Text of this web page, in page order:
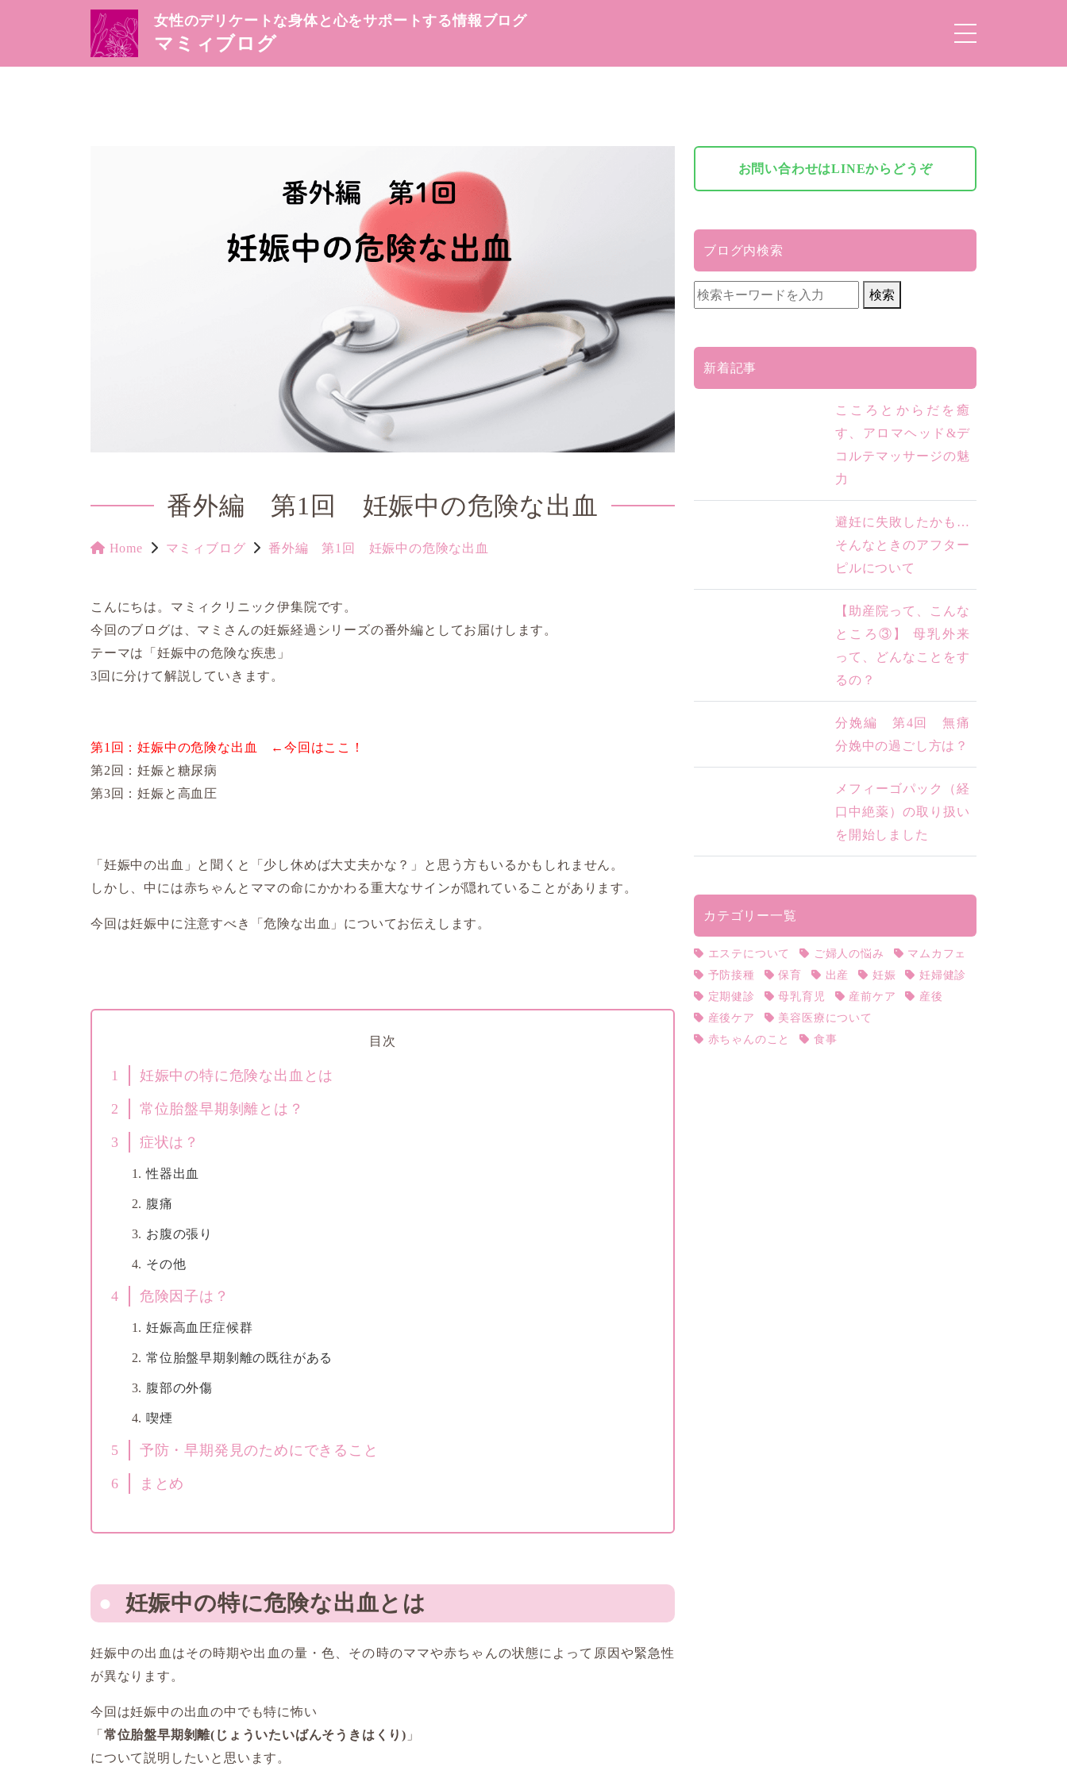
女性のデリケートな身体と心をサポートする情報ブログ
マミィブログ
番外編 第1回 妊娠中の危険な出血
Home マミィブログ 番外編 第1回 妊娠中の危険な出血
こんにちは。マミィクリニック伊集院です。
今回のブログは、マミさんの妊娠経過シリーズの番外編としてお届けします。
テーマは「妊娠中の危険な疾患」
3回に分けて解説していきます。
第1回：妊娠中の危険な出血 ←今回はここ！
第2回：妊娠と糖尿病
第3回：妊娠と高血圧
「妊娠中の出血」と聞くと「少し休めば大丈夫かな？」と思う方もいるかもしれません。
しかし、中には赤ちゃんとママの命にかかわる重大なサインが隠れていることがあります。
今回は妊娠中に注意すべき「危険な出血」についてお伝えします。
目次
1 妊娠中の特に危険な出血とは
2 常位胎盤早期剝離とは？
3 症状は？
性器出血
腹痛
お腹の張り
その他
4 危険因子は？
妊娠高血圧症候群
常位胎盤早期剝離の既往がある
腹部の外傷
喫煙
5 予防・早期発見のためにできること
6 まとめ
妊娠中の特に危険な出血とは
妊娠中の出血はその時期や出血の量・色、その時のママや赤ちゃんの状態によって原因や緊急性
が異なります。
今回は妊娠中の出血の中でも特に怖い
「 常位胎盤早期剝離(じょういたいばんそうきはくり) 」
について説明したいと思います。
お問い合わせはLINEからどうぞ
ブログ内検索
検索
新着記事
こころとからだを癒
す、アロマヘッド&デ
コルテマッサージの魅
力
避妊に失敗したかも…
そんなときのアフター
ピルについて
【助産院って、こんな
ところ③】 母乳外来
って、どんなことをす
るの？
分娩編 第4回 無痛
分娩中の過ごし方は？
メフィーゴパック（経
口中絶薬）の取り扱い
を開始しました
カテゴリー一覧
エステについて ご婦人の悩み
マムカフェ
予防接種
保育 出産 妊娠
妊婦健診
定期健診
母乳育児 産前ケア
産後
産後ケア
美容医療について
赤ちゃんのこと
食事